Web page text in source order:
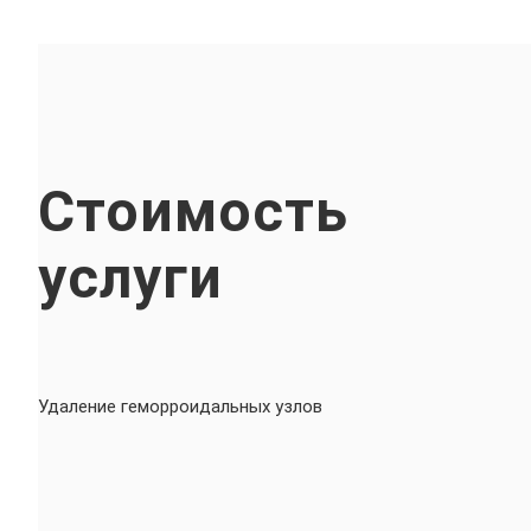
Стоимость
услуги
Удаление геморроидальных узлов